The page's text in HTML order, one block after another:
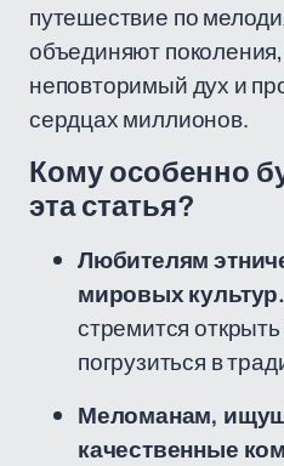
путешествие по
объединяют
неповторимый дух и
сердцах миллионов.
Кому особенно
эта статья?
Любителям
мировых культур.
стремится
погрузиться в
Меломанам,
качественные